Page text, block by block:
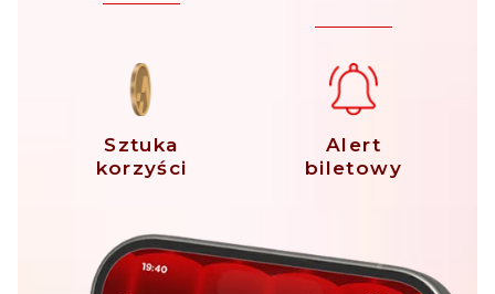
Sztuka
korzyści
Alert
biletowy